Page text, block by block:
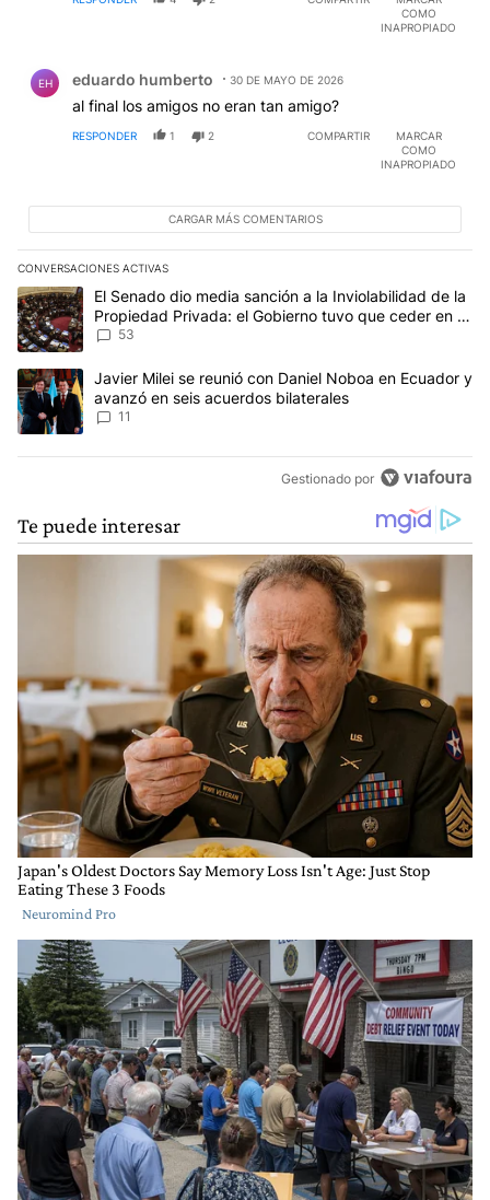
COMO
INAPROPIADO
EH eduardo humberto 30 DE MAYO DE 2026
al final los amigos no eran tan amigo?
RESPONDER 1 2 COMPARTIR
MARCAR
COMO
INAPROPIADO
CARGAR MÁS COMENTARIOS
CONVERSACIONES ACTIVAS
Este listado muestra los artículos con más comentarios en los
Un artículo de tendencia con el título "El Senado dio media
El Senado dio media sanción a la Inviolabilidad de la
Propiedad Privada: el Gobierno tuvo que ceder en la
Ley del Manejo del Fuego
53
Un artículo de tendencia con el título "Javier Milei se reunió con
Javier Milei se reunió con Daniel Noboa en Ecuador y
avanzó en seis acuerdos bilaterales
11
Gestionado por